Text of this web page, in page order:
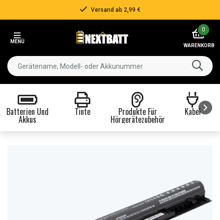
Versand ab 2,99 €
MENÜ
0
WARENKORB
Batterien Und
Akkus
Tinte Produkte Für
Hörgerätezubehör
Kabel